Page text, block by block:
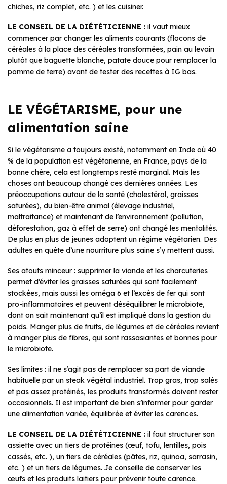
chiches, riz complet, etc. ) et les cuisiner.
LE CONSEIL DE LA DIÉTÉTICIENNE : il vaut mieux
commencer par changer les aliments courants (flocons de
céréales à la place des céréales transformées, pain au levain
plutôt que baguette blanche, patate douce pour remplacer la
pomme de terre) avant de tester des recettes à IG bas.
LE VÉGÉTARISME, pour une
alimentation saine
Si le végétarisme a toujours existé, notamment en Inde où 40
% de la population est végétarienne, en France, pays de la
bonne chère, cela est longtemps resté marginal. Mais les
choses ont beaucoup changé ces dernières années. Les
préoccupations autour de la santé (cholestérol, graisses
saturées), du bien-être animal (élevage industriel,
maltraitance) et maintenant de l’environnement (pollution,
déforestation, gaz à effet de serre) ont changé les mentalités.
De plus en plus de jeunes adoptent un régime végétarien. Des
adultes en quête d’une nourriture plus saine s’y mettent aussi.
Ses atouts minceur : supprimer la viande et les charcuteries
permet d’éviter les graisses saturées qui sont facilement
stockées, mais aussi les oméga 6 et l’excès de fer qui sont
pro-inflammatoires et peuvent déséquilibrer le microbiote,
dont on sait maintenant qu’il est impliqué dans la gestion du
poids. Manger plus de fruits, de légumes et de céréales revient
à manger plus de fibres, qui sont rassasiantes et bonnes pour
le microbiote.
Ses limites : il ne s’agit pas de remplacer sa part de viande
habituelle par un steak végétal industriel. Trop gras, trop salés
et pas assez protéinés, les produits transformés doivent rester
occasionnels. Il est important de bien s’informer pour garder
une alimentation variée, équilibrée et éviter les carences.
LE CONSEIL DE LA DIÉTÉTICIENNE : il faut structurer son
assiette avec un tiers de protéines (œuf, tofu, lentilles, pois
cassés, etc. ), un tiers de céréales (pâtes, riz, quinoa, sarrasin,
etc. ) et un tiers de légumes. Je conseille de conserver les
œufs et les produits laitiers pour prévenir toute carence.